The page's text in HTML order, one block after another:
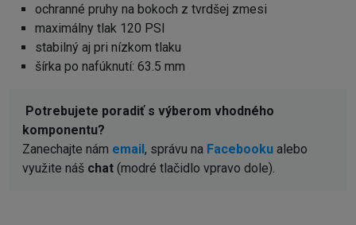
ochranné pruhy na bokoch z tvrdšej zmesi
maximálny tlak 120 PSI
stabilný aj pri nízkom tlaku
šírka po nafúknutí: 63.5 mm
Potrebujete poradiť s výberom vhodného
komponentu?
Zanechajte nám email, správu na Facebooku alebo
využite náš chat (modré tlačidlo vpravo dole).